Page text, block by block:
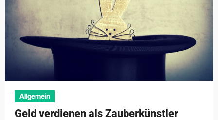
Allgemein
Geld verdienen als Zauberkünstler